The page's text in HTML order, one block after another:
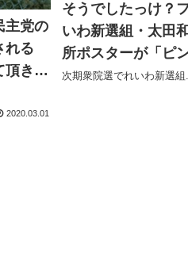
主党の
れる
頂きま
た」
2020.03.01
そうでしたっけ？
いわ新選組・太田
所ポスターが「ピ
みたいだと話題に
次期衆院選でれいわ新選組